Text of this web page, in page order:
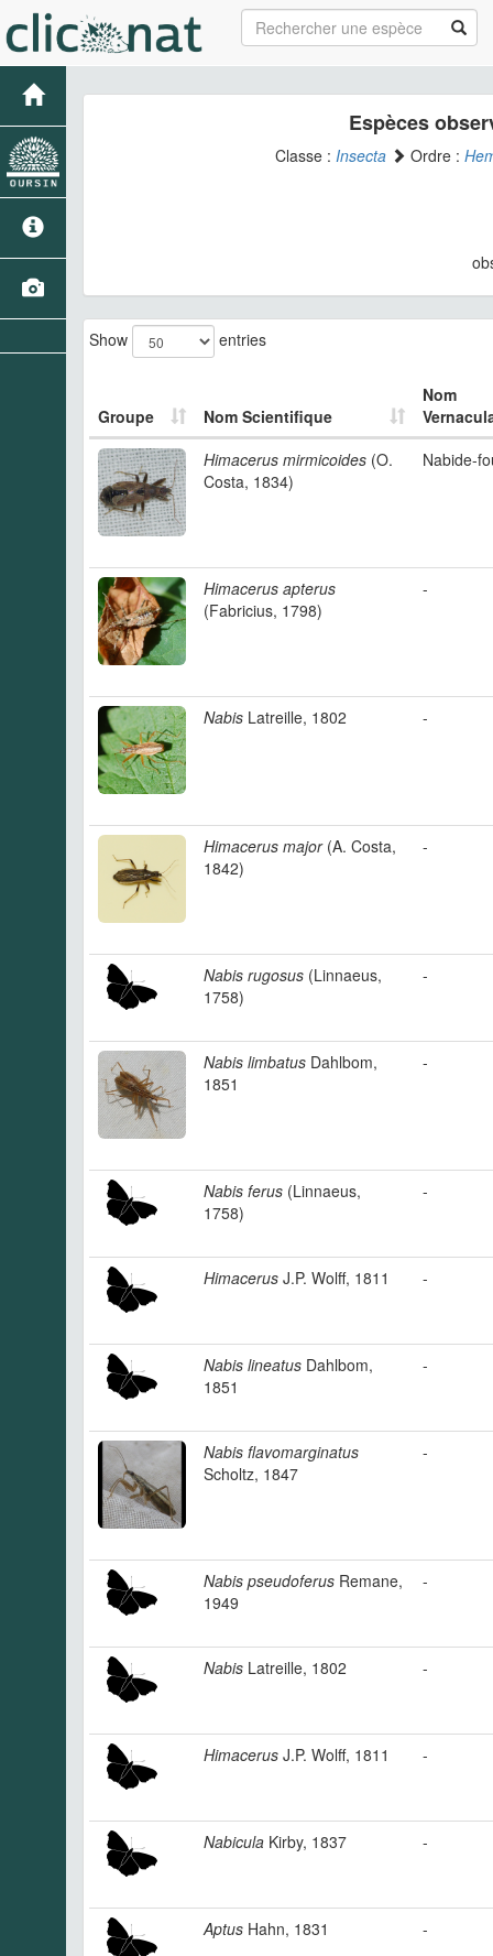
Espèces
Classe : Insecta Ordre :
Show entries
Groupe Nom Scientifique
Nom
Himacerus mirmicoides (O.
Costa, 1834)
Nabide-
Himacerus apterus
(Fabricius, 1798)
-
Nabis Latreille, 1802 -
Himacerus major(A. Costa,
1842)
-
Nabis rugosus (Linnaeus,
1758)
-
Nabis limbatus Dahlbom,
1851
-
Nabis ferus (Linnaeus,
1758)
-
Himacerus J.P. Wolff, 1811 -
Nabis lineatus Dahlbom,
1851
-
Nabis flavomarginatus
Scholtz, 1847
-
Nabis pseudoferus Remane,
1949
-
Nabis Latreille, 1802 -
Himacerus J.P. Wolff, 1811 -
Nabicula Kirby, 1837 -
Aptus Hahn, 1831 -